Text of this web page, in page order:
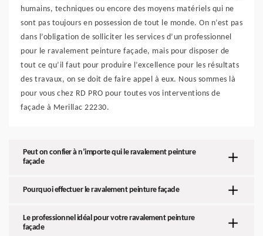
humains, techniques ou encore des moyens matériels qui ne
sont pas toujours en possession de tout le monde. On n’est pas
dans l’obligation de solliciter les services d’un professionnel
pour le ravalement peinture façade, mais pour disposer de
tout ce qu’il faut pour produire l’excellence pour les résultats
des travaux, on se doit de faire appel à eux. Nous sommes là
pour vous chez RD PRO pour toutes vos interventions de
façade à Merillac 22230.
Peut on confier à n’importe qui le ravalement peinture
façade
Pourquoi effectuer le ravalement peinture façade
Le professionnel idéal pour votre ravalement peinture
façade